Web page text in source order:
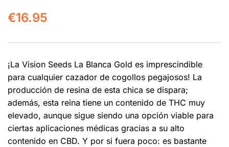
€16.95
¡La Vision Seeds La Blanca Gold es imprescindible
para cualquier cazador de cogollos pegajosos! La
producción de resina de esta chica se dispara;
además, esta reina tiene un contenido de THC muy
elevado, aunque sigue siendo una opción viable para
ciertas aplicaciones médicas gracias a su alto
contenido en CBD. Y por si fuera poco: es bastante